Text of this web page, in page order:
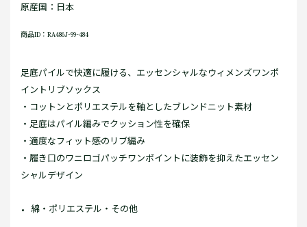
原産国：日本
商品ID：RA486J-99-484
足底パイルで快適に履ける、エッセンシャルなウィメンズワンポ
イントリブソックス
・コットンとポリエステルを軸としたブレンドニット素材
・足底はパイル編みでクッション性を確保
・適度なフィット感のリブ編み
・履き口のワニロゴパッチワンポイントに装飾を抑えたエッセン
シャルデザイン
綿・ポリエステル・その他